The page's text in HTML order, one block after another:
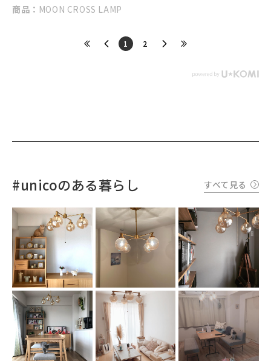
商品： MOON CROSS LAMP
​1 ​2
#unicoのある暮らし すべて見る